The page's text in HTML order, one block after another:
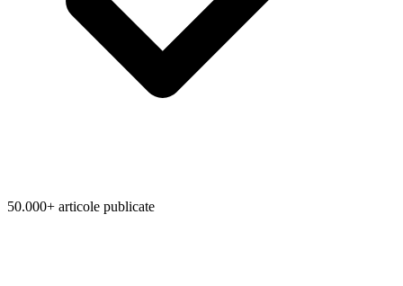
50.000+ articole publicate